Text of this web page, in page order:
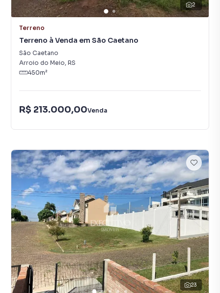
2
Terreno
Terreno à Venda em São Caetano
São Caetano
Arroio do Meio, RS
450m²
R$ 213.000,00Venda
23